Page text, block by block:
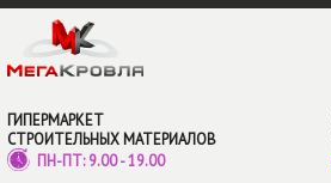
Перейти к основному содержанию
ГИПЕРМАРКЕТ
СТРОИТЕЛЬНЫХ МАТЕРИАЛОВ
ПН-ПТ: 9.00 - 19.00